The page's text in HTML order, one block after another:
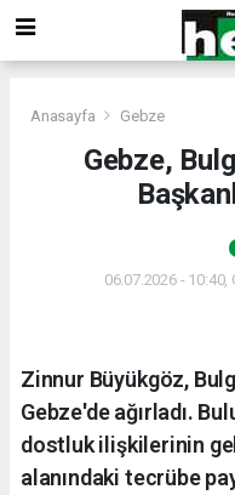
Anasayfa Gebze
Gebze,
06.07.2026 -
Zinnur Büyükgöz,
Gebze'de ağırladı.
dostluk ilişkilerinin
alanındaki tecrübe